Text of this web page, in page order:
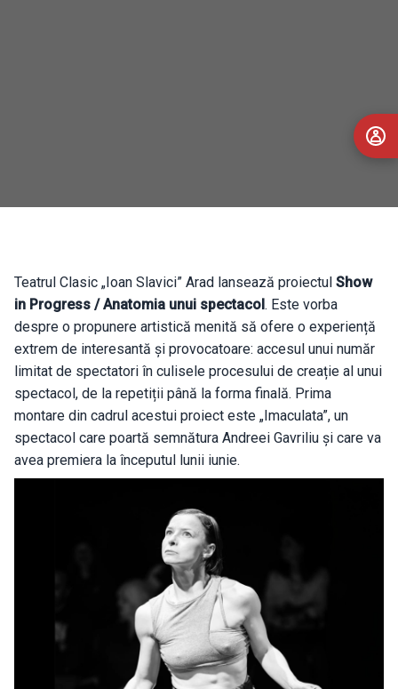
Teatrul Clasic „Ioan Slavici” Arad lansează proiectul Show
in Progress / Anatomia unui spectacol. Este vorba
despre o propunere artistică menită să ofere o experiență
extrem de interesantă și provocatoare: accesul unui număr
limitat de spectatori în culisele procesului de creație al unui
spectacol, de la repetiții până la forma finală. Prima
montare din cadrul acestui proiect este „Imaculata”, un
spectacol care poartă semnătura Andreei Gavriliu și care va
avea premiera la începutul lunii iunie.